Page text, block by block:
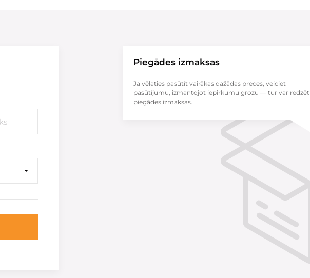
Piegādes izmaksas
Ja vēlaties pasūtīt vairākas dažādas preces, veiciet
pasūtījumu, izmantojot iepirkumu grozu — tur var redzēt
piegādes izmaksas.